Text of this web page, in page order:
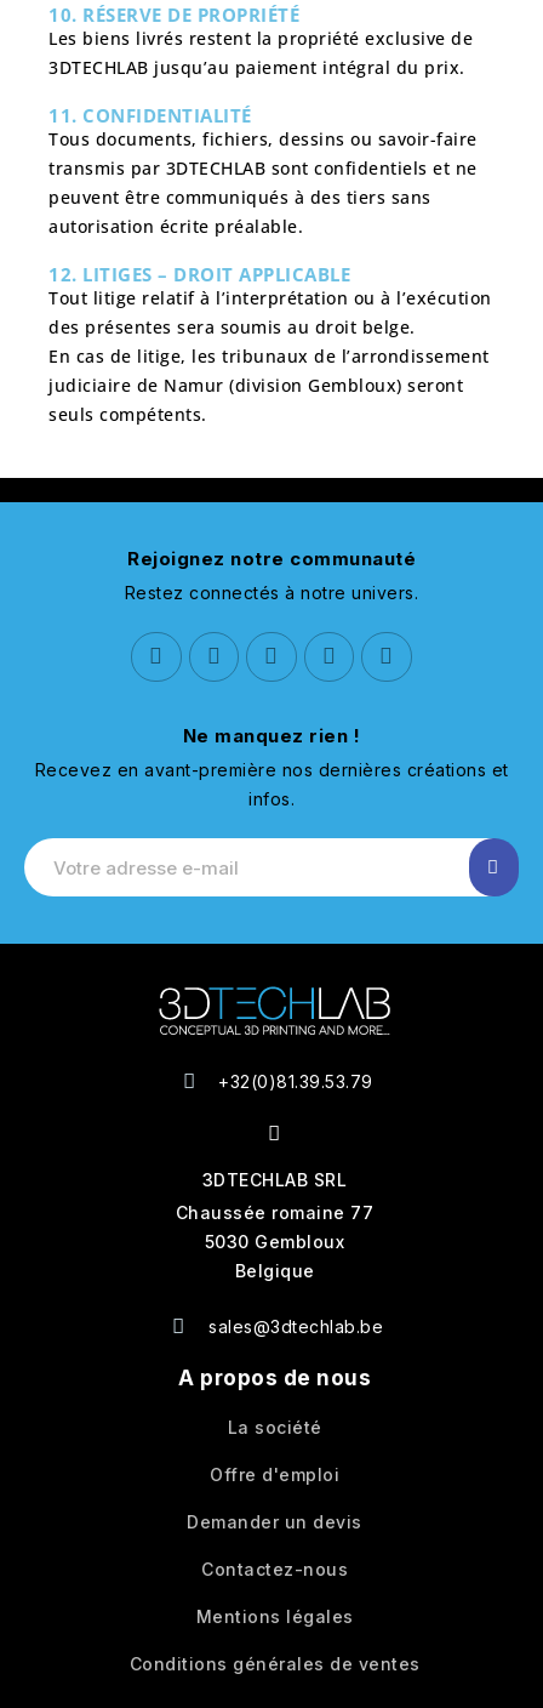
10. RÉSERVE DE PROPRIÉTÉ
Les biens livrés restent la propriété exclusive de
3DTECHLAB jusqu’au paiement intégral du prix.
11. CONFIDENTIALITÉ
Tous documents, fichiers, dessins ou savoir-faire
transmis par 3DTECHLAB sont confidentiels et ne
peuvent être communiqués à des tiers sans
autorisation écrite préalable.
12. LITIGES – DROIT APPLICABLE
Tout litige relatif à l’interprétation ou à l’exécution
des présentes sera soumis au droit belge.
En cas de litige, les tribunaux de l’arrondissement
judiciaire de Namur (division Gembloux) seront
seuls compétents.
Rejoignez notre communauté
Restez connectés à notre univers.
Ne manquez rien !
Recevez en avant-première nos dernières créations et
infos.
+32(0)81.39.53.79
3DTECHLAB SRL
Chaussée romaine 77
5030 Gembloux
Belgique
sales@3dtechlab.be
A propos de nous
La société
Offre d'emploi
Demander un devis
Contactez-nous
Mentions légales
Conditions générales de ventes